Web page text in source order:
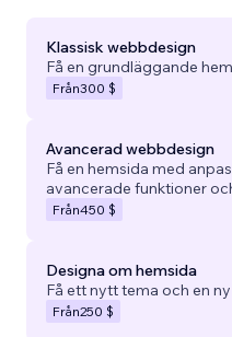
Klassisk webbdesign
Få en grundläggande
Från300 $
Avancerad webbdesign
Få en hemsida med
avancerade funktioner
Från450 $
Designa om hemsida
Få ett nytt tema och en
Från250 $